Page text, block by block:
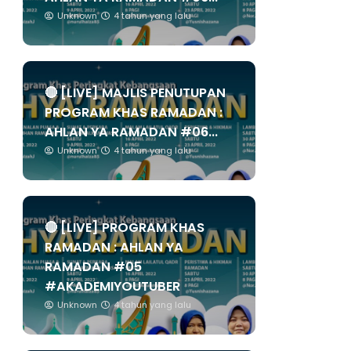
Unknown 4 tahun yang lalu
🔴 [LIVE] MAJLIS PENUTUPAN
PROGRAM KHAS RAMADAN :
AHLAN YA RAMADAN #06...
Unknown 4 tahun yang lalu
🔴 [LIVE] PROGRAM KHAS
RAMADAN : AHLAN YA
RAMADAN #05
#AKADEMIYOUTUBER
Unknown 4 tahun yang lalu